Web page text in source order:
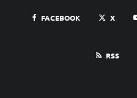
FACEBOOK X
RSS